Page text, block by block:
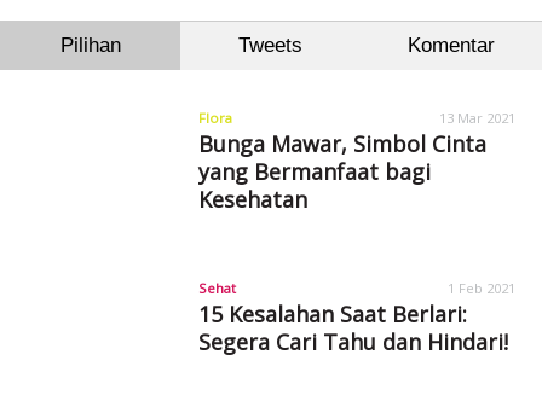
Pilihan Tweets Komentar
Flora 13 Mar 2021
Bunga Mawar, Simbol Cinta
yang Bermanfaat bagi
Kesehatan
Sehat 1 Feb 2021
15 Kesalahan Saat Berlari:
Segera Cari Tahu dan Hindari!